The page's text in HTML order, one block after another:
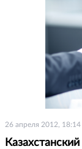
26 апреля 2012, 18:14